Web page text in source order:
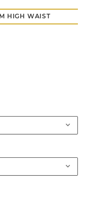
HIGH WAIST